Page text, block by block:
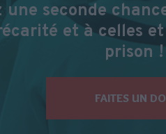
une seconde
et à celles
prison !
FAITES UN